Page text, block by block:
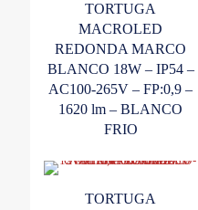
TORTUGA
MACROLED
REDONDA MARCO
BLANCO 18W – IP54 –
AC100-265V – FP:0,9 –
1620 lm – BLANCO
FRIO
TORTUGA